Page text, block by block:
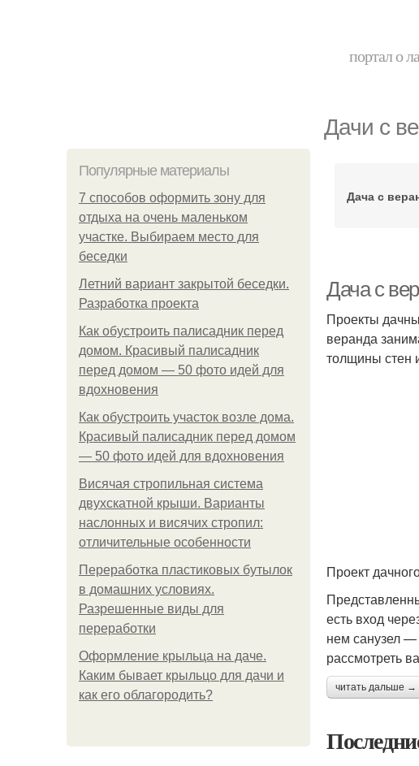
портал о
Дачи с
Популярные материалы
7 способов оформить зону для
отдыха на очень маленьком
участке. Выбираем место для
беседки
Летний вариант закрытой беседки.
Разработка проекта
Как обустроить палисадник перед
домом. Красивый палисадник
перед домом — 50 фото идей для
вдохновения
Как обустроить участок возле дома.
Красивый палисадник перед домом
— 50 фото идей для вдохновения
Висячая стропильная система
двухскатной крыши. Варианты
наслонных и висячих стропил:
отличительные особенности
Переработка пластиковых бутылок
в домашних условиях.
Разрешенные виды для
переработки
Оформление крыльца на даче.
Каким бывает крыльцо для дачи и
как его облагородить?
Дача с
Дача с
Проекты
веранда
толщины стен
Проект
есть вход
нем санузел —
рассмотреть
читать дальше →